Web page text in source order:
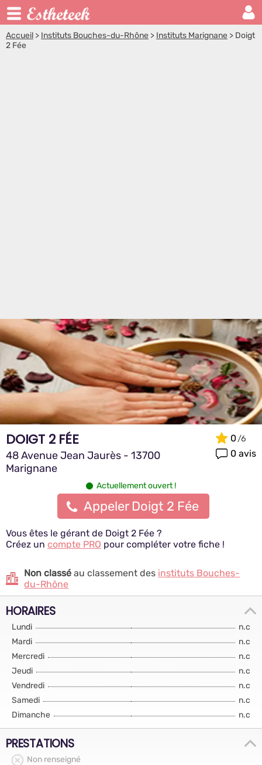
Accueil > Instituts Bouches-du-Rhône > Instituts Marignane > Doigt
2 Fée
DOIGT 2 FÉE
48 Avenue Jean Jaurès - 13700
Marignane
0
0 avis
Actuellement ouvert !
Appeler Doigt 2 Fée
Vous êtes le gérant de Doigt 2 Fée ?
Créez un compte PRO pour compléter votre fiche !
Non classé au classement des instituts Bouches-
du-Rhône
HORAIRES
Lundi
n.c
Mardi
n.c
Mercredi
n.c
Jeudi
n.c
Vendredi
n.c
Samedi
n.c
Dimanche
n.c
PRESTATIONS
Non renseigné